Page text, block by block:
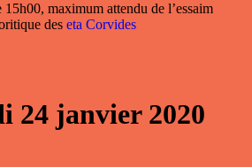
maximum attendu de l’essaim
des eta Corvides
24 janvier 2020